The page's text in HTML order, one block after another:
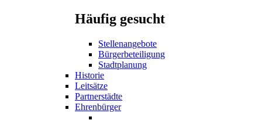
Häufig gesucht
Stellenangebote
Bürgerbeteiligung
Stadtplanung
Historie
Leitsätze
Partnerstädte
Ehrenbürger